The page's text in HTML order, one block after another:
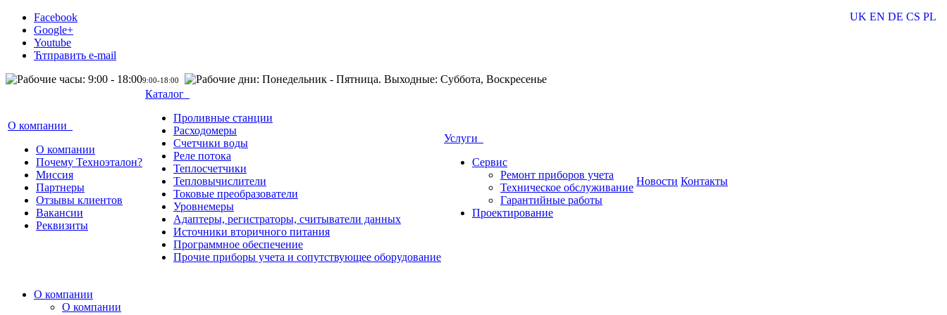
UK EN DE CS PL
Facebook
Google+
Youtube
Ћтправить e-mail
9:00-18:00
О компании
О компании
Почему Техноэталон?
Миссия
Партнеры
Отзывы клиентов
Вакансии
Реквизиты
Каталог
Проливные станции
Расходомеры
Счетчики воды
Реле потока
Теплосчетчики
Тепловычислители
Токовые преобразователи
Уровнемеры
Адаптеры, регистраторы, считыватели данных
Источники вторичного питания
Программное обеспечение
Прочие приборы учета и сопутствующее оборудование
Услуги
Сервис
Ремонт приборов учета
Техническое обслуживание
Гарантийные работы
Проектирование
Новости Контакты
О компании
О компании